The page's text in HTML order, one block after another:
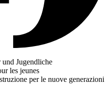
Jugendliche
les jeunes
per le nuove generazioni